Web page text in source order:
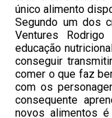
único alimento
Segundo um dos
Ventures
educação
conseguir
comer o que faz
com os
consequente
novos alimentos